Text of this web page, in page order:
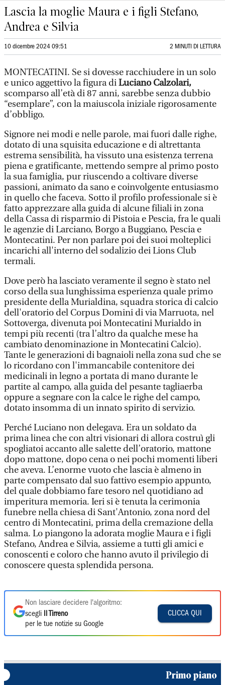
Lascia la moglie Maura e i figli Stefano,
Andrea e Silvia
10 dicembre 2024 09:51 2 MINUTI DI LETTURA
MONTECATINI. Se si dovesse racchiudere in un solo
e unico aggettivo la figura diLuciano Calzolari,
scomparso all’età di 87 anni, sarebbe senza dubbio
“esemplare”, con la maiuscola iniziale rigorosamente
d’obbligo.
Signore nei modi e nelle parole, mai fuori dalle righe,
dotato di una squisita educazione e di altrettanta
estrema sensibilità, ha vissuto una esistenza terrena
piena e gratificante, mettendo sempre al primo posto
la sua famiglia, pur riuscendo a coltivare diverse
passioni, animato da sano e coinvolgente entusiasmo
in quello che faceva. Sotto il profilo professionale si è
fatto apprezzare alla guida di alcune filiali in zona
della Cassa di risparmio di Pistoia e Pescia, fra le quali
le agenzie di Larciano, Borgo a Buggiano, Pescia e
Montecatini. Per non parlare poi dei suoi molteplici
incarichi all'interno del sodalizio dei Lions Club
termali.
Dove però ha lasciato veramente il segno è stato nel
corso della sua lunghissima esperienza quale primo
presidente della Murialdina, squadra storica di calcio
dell'oratorio del Corpus Domini di via Marruota, nel
Sottoverga, divenuta poi Montecatini Murialdo in
tempi più recenti (tra l’altro da qualche mese ha
cambiato denominazione in Montecatini Calcio).
Tante le generazioni di bagnaioli nella zona sud che se
lo ricordano con l'immancabile contenitore dei
medicinali in legno a portata di mano durante le
partite al campo, alla guida del pesante tagliaerba
oppure a segnare con la calce le righe del campo,
dotato insomma di un innato spirito di servizio.
Perché Luciano non delegava. Era un soldato da
prima linea che con altri visionari di allora costruì gli
spogliatoi accanto alle salette dell’oratorio, mattone
dopo mattone, dopo cena o nei pochi momenti liberi
che aveva. L’enorme vuoto che lascia è almeno in
parte compensato dal suo fattivo esempio appunto,
del quale dobbiamo fare tesoro nel quotidiano ad
imperitura memoria. Ieri si è tenuta la cerimonia
funebre nella chiesa di Sant'Antonio, zona nord del
centro di Montecatini, prima della cremazione della
salma. Lo piangono la adorata moglie Maura e i figli
Stefano, Andrea e Silvia, assieme a tutti gli amici e
conoscenti e coloro che hanno avuto il privilegio di
conoscere questa splendida persona.
Non lasciare decidere l'algoritmo:
scegli
Il Tirreno
per le tue notizie su Google
CLICCA QUI
Primo piano